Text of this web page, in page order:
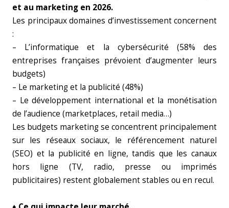
et au marketing en 2026.
Les principaux domaines d’investissement concernent
:
– L’informatique et la cybersécurité (58% des
entreprises françaises prévoient d’augmenter leurs
budgets)
– Le marketing et la publicité (48%)
– Le développement international et la monétisation
de l’audience (marketplaces, retail media…)
Les budgets marketing se concentrent principalement
sur les réseaux sociaux, le référencement naturel
(SEO) et la publicité en ligne, tandis que les canaux
hors ligne (TV, radio, presse ou imprimés
publicitaires) restent globalement stables ou en recul.